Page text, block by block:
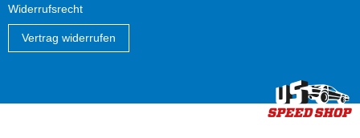
Widerrufsrecht
Vertrag widerrufen